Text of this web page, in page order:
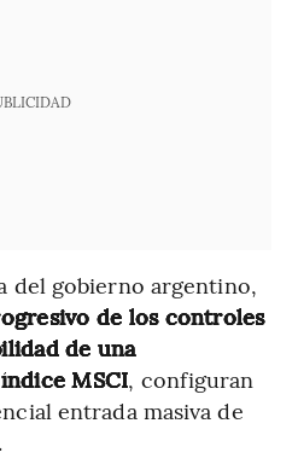
del gobierno argentino,
de los controles
de una
MSCI, configuran
entrada masiva de